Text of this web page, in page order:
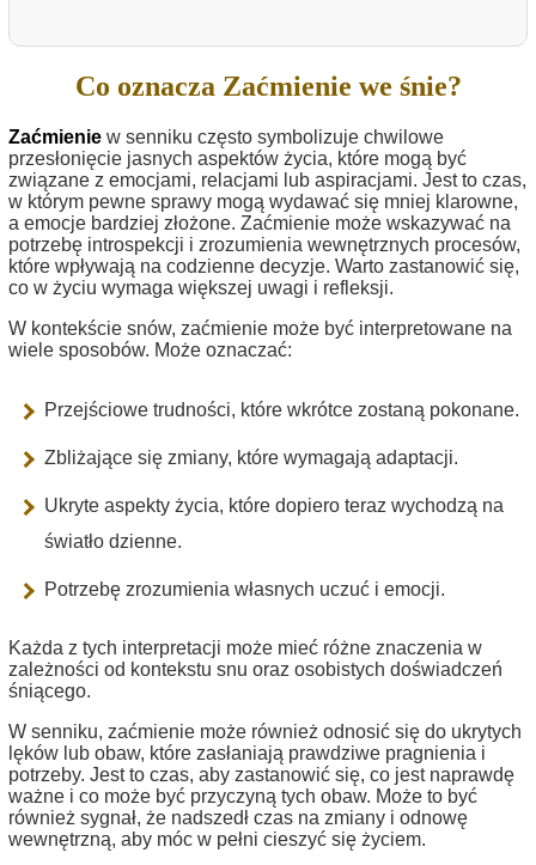
Co oznacza Zaćmienie we śnie?
Zaćmienie w senniku często symbolizuje chwilowe
przesłonięcie jasnych aspektów życia, które mogą być
związane z emocjami, relacjami lub aspiracjami. Jest to czas,
w którym pewne sprawy mogą wydawać się mniej klarowne,
a emocje bardziej złożone. Zaćmienie może wskazywać na
potrzebę introspekcji i zrozumienia wewnętrznych procesów,
które wpływają na codzienne decyzje. Warto zastanowić się,
co w życiu wymaga większej uwagi i refleksji.
W kontekście snów, zaćmienie może być interpretowane na
wiele sposobów. Może oznaczać:
Przejściowe trudności, które wkrótce zostaną pokonane.
Zbliżające się zmiany, które wymagają adaptacji.
Ukryte aspekty życia, które dopiero teraz wychodzą na
światło dzienne.
Potrzebę zrozumienia własnych uczuć i emocji.
Każda z tych interpretacji może mieć różne znaczenia w
zależności od kontekstu snu oraz osobistych doświadczeń
śniącego.
W senniku, zaćmienie może również odnosić się do ukrytych
lęków lub obaw, które zasłaniają prawdziwe pragnienia i
potrzeby. Jest to czas, aby zastanowić się, co jest naprawdę
ważne i co może być przyczyną tych obaw. Może to być
również sygnał, że nadszedł czas na zmiany i odnowę
wewnętrzną, aby móc w pełni cieszyć się życiem.